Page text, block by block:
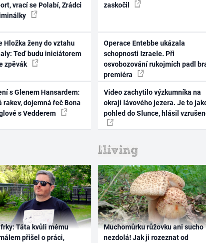
vrací se Polabí, Zrádci
Hložka ženy do vztahu
Teď budu iniciátorem
zpěvák
s Glenem Hansardem:
rakev, dojemná řeč Bona
s Vedderem
zaskočil
Operace Entebbe ukázala
schopnosti Izraele. Při
osvobozování rukojmích padl
premiéra
Video zachytilo výzkumníka na
okraji lávového jezera. Je to
pohled do Slunce, hlásil
Táta kvůli mému
přišel o práci,
Muchomůrku růžovku ani sucho
nezdolá! Jak ji rozeznat od